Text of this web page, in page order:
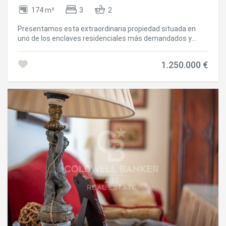
174 m² 3 2
Presentamos esta extraordinaria propiedad situada en
uno de los enclaves residenciales más demandados y
tranquilo y familiar. Se trata de una vivienda excepcional
amplios dormitorios, con la posibilidad de ampliarlos
fácilmente a 4 o incluso 5 habitaciones, adaptándose así a
las necesidades de cualquier familia o proyecto
residencial. La propiedad fue sometida a una reforma
integral hace unos años, realizada con materiales de
primera calidad y un diseño que combina funcionalidad,
elegancia y durabilidad. El salón-comedor es uno de los
espacios más impresionantes de la vivienda, gracias a sus
generosos ventanales, su orientación sur y su conexión
directa con el exterior, garantizando una sobresaliente
luminosidad durante todo el día. La sensación de amplitud
se ve realzada por una distribución fluida y por la armonía
de los acabados. Desde las estancias principales se
accede a una espectacular terraza de 200 m², un espacio
1.250.000 €